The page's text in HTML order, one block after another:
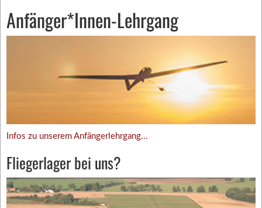
Anfänger*Innen-Lehrgang
Infos zu unserem Anfängerlehrgang...
Fliegerlager bei uns?